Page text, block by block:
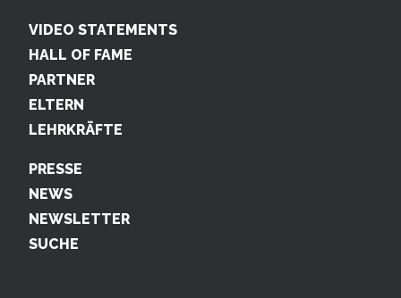
VIDEO STATEMENTS
HALL OF FAME
PARTNER
ELTERN
LEHRKRÄFTE
PRESSE
NEWS
NEWSLETTER
SUCHE